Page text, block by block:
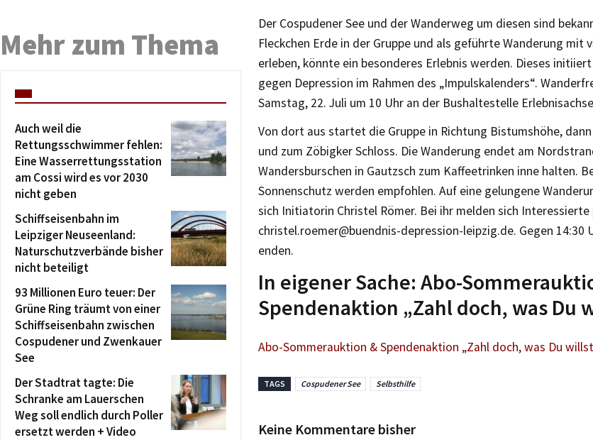
Der Cospudener See und der Wanderweg um diesen sind
Fleckchen Erde in der Gruppe und als geführte Wanderung mit
erleben, könnte ein besonderes Erlebnis werden. Dieses
gegen Depression im Rahmen des „Impulskalenders“.
Samstag, 22. Juli um 10 Uhr an der Bushaltestelle
Von dort aus startet die Gruppe in Richtung Bistumshöhe,
und zum Zöbigker Schloss. Die Wanderung endet am
Wandersburschen in Gautzsch zum Kaffeetrinken inne halten.
Sonnenschutz werden empfohlen. Auf eine gelungene
sich Initiatorin Christel Römer. Bei ihr melden sich Interessierte
christel.roemer@buendnis-depression-leipzig.de. Gegen 14:30
enden.
In eigener Sache: Abo-
Spendenaktion „Zahl doch, was Du
Abo-Sommerauktion & Spendenaktion „Zahl doch, was Du
TAGS Cospudener See Selbsthilfe
Keine Kommentare bisher
Mehr zum Thema
Auch weil die
Rettungsschwimmer fehlen:
Eine Wasserrettungsstation
am Cossi wird es vor 2030
nicht geben
Schiffseisenbahn im
Leipziger Neuseenland:
Naturschutzverbände bisher
nicht beteiligt
93 Millionen Euro teuer: Der
Grüne Ring träumt von einer
Schiffseisenbahn zwischen
Cospudener und Zwenkauer
See
Der Stadtrat tagte: Die
Schranke am Lauerschen
Weg soll endlich durch Poller
ersetzt werden + Video